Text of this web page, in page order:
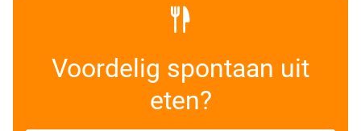
Voordelig spontaan uit
eten?